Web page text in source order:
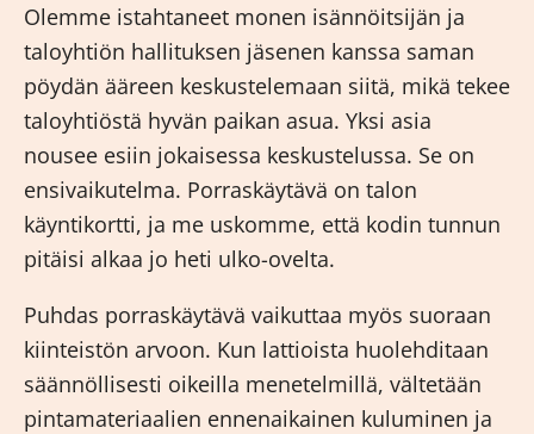
Olemme istahtaneet monen isännöitsijän ja
taloyhtiön hallituksen jäsenen kanssa saman
pöydän ääreen keskustelemaan siitä, mikä tekee
taloyhtiöstä hyvän paikan asua. Yksi asia
nousee esiin jokaisessa keskustelussa. Se on
ensivaikutelma. Porraskäytävä on talon
käyntikortti, ja me uskomme, että kodin tunnun
pitäisi alkaa jo heti ulko-ovelta.
Puhdas porraskäytävä vaikuttaa myös suoraan
kiinteistön arvoon. Kun lattioista huolehditaan
säännöllisesti oikeilla menetelmillä, vältetään
pintamateriaalien ennenaikainen kuluminen ja